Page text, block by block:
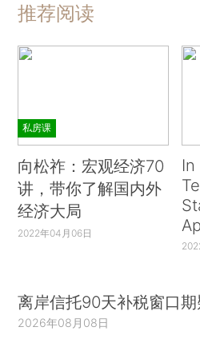
推荐阅读
私房课
向松祚：宏观经济70
讲，带你了解国内外
经济大局
2022年04月06日
离岸信托90天补税窗口期
2026年08月08日